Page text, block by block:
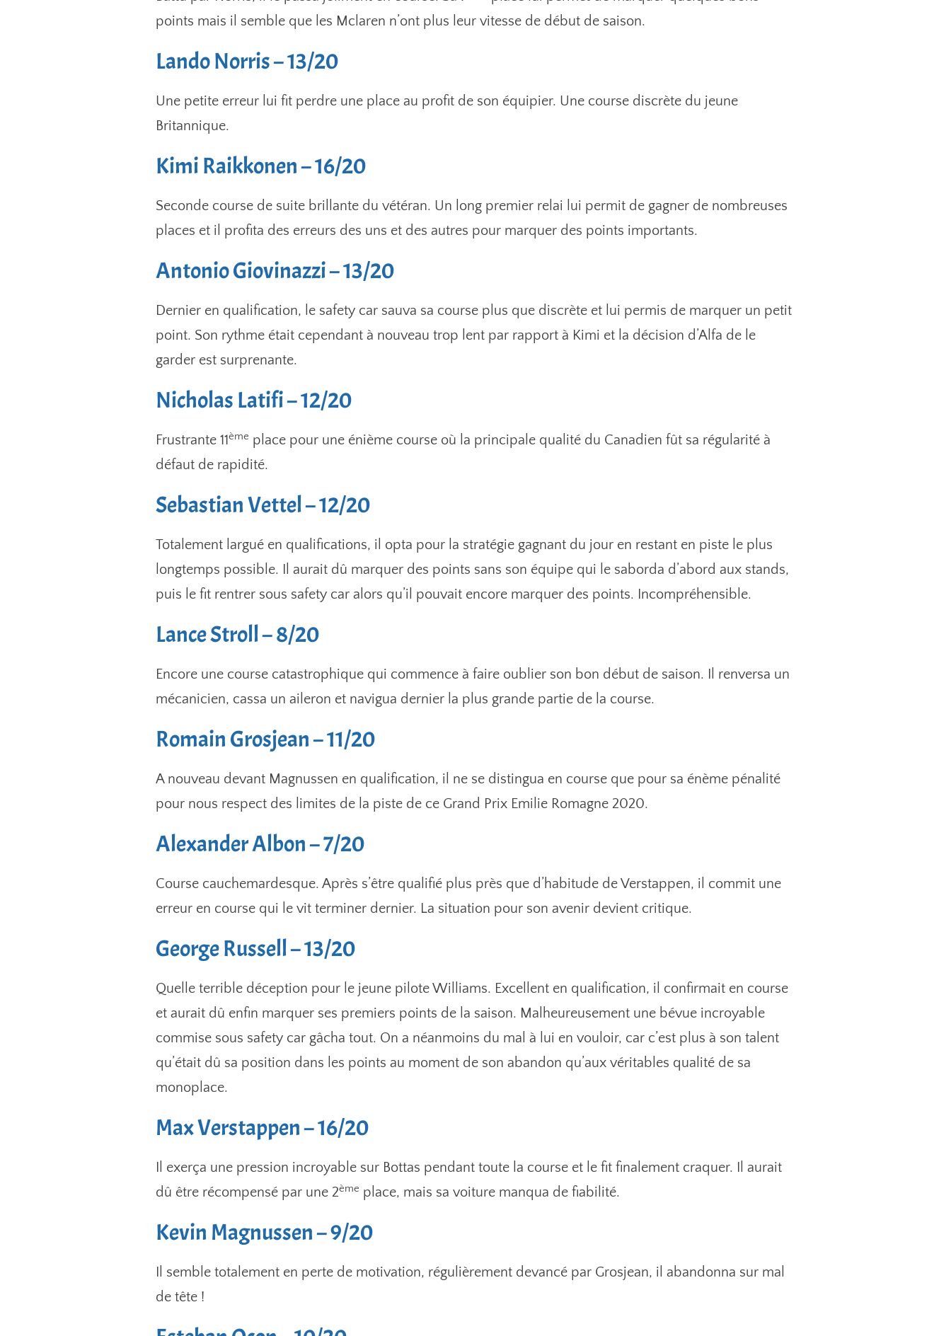
points mais il semble que les Mclaren n’ont plus leur vitesse de début de saison.
Lando Norris – 13/20
Une petite erreur lui fit perdre une place au profit de son équipier. Une course discrète du jeune
Britannique.
Kimi Raikkonen – 16/20
Seconde course de suite brillante du vétéran. Un long premier relai lui permit de gagner de nombreuses
places et il profita des erreurs des uns et des autres pour marquer des points importants.
Antonio Giovinazzi – 13/20
Dernier en qualification, le safety car sauva sa course plus que discrète et lui permis de marquer un petit
point. Son rythme était cependant à nouveau trop lent par rapport à Kimi et la décision d’Alfa de le
garder est surprenante.
Nicholas Latifi – 12/20
Frustrante 11ème place pour une énième course où la principale qualité du Canadien fût sa régularité à
défaut de rapidité.
Sebastian Vettel – 12/20
Totalement largué en qualifications, il opta pour la stratégie gagnant du jour en restant en piste le plus
longtemps possible. Il aurait dû marquer des points sans son équipe qui le saborda d’abord aux stands,
puis le fit rentrer sous safety car alors qu’il pouvait encore marquer des points. Incompréhensible.
Lance Stroll – 8/20
Encore une course catastrophique qui commence à faire oublier son bon début de saison. Il renversa un
mécanicien, cassa un aileron et navigua dernier la plus grande partie de la course.
Romain Grosjean – 11/20
A nouveau devant Magnussen en qualification, il ne se distingua en course que pour sa énème pénalité
pour nous respect des limites de la piste de ce Grand Prix Emilie Romagne 2020.
Alexander Albon – 7/20
Course cauchemardesque. Après s’être qualifié plus près que d’habitude de Verstappen, il commit une
erreur en course qui le vit terminer dernier. La situation pour son avenir devient critique.
George Russell – 13/20
Quelle terrible déception pour le jeune pilote Williams. Excellent en qualification, il confirmait en course
et aurait dû enfin marquer ses premiers points de la saison. Malheureusement une bévue incroyable
commise sous safety car gâcha tout. On a néanmoins du mal à lui en vouloir, car c’est plus à son talent
qu’était dû sa position dans les points au moment de son abandon qu’aux véritables qualité de sa
monoplace.
Max Verstappen – 16/20
Il exerça une pression incroyable sur Bottas pendant toute la course et le fit finalement craquer. Il aurait
dû être récompensé par une 2ème place, mais sa voiture manqua de fiabilité.
Kevin Magnussen – 9/20
Il semble totalement en perte de motivation, régulièrement devancé par Grosjean, il abandonna sur mal
de tête !